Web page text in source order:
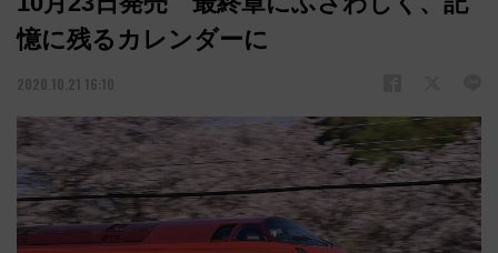
憶に残るカレンダーに
2020.10.21 16:10